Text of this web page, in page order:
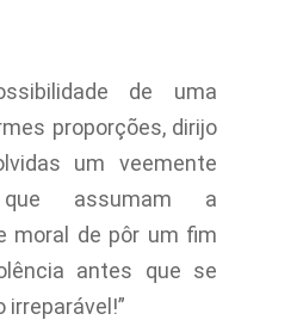
de uma
proporções, dirijo
um veemente
assumam a
moral de pôr um fim
antes que se
irreparável!”